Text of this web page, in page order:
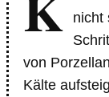
nicht
von
Kälte